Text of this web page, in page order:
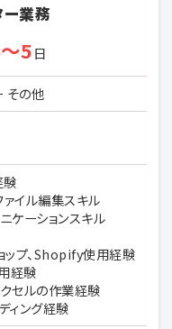
ー業務
5日
その他
験
ァイル編集スキル
ケーションスキル
ップ、Shopify使用経験
経験
セルの作業経験
ィング経験